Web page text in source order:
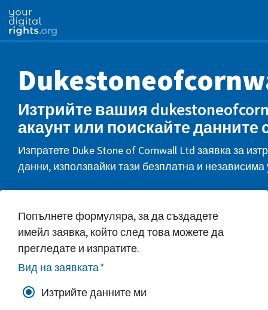
Изтрийте вашия
акаунт или поискайте данните
Изпратете Duke Stone of Cornwall Ltd заявка за
данни, използвайки тази безплатна и независима
Попълнете формуляра, за да създадете
имейл заявка, който след това можете да
прегледате и изпратите.
Вид на заявката*
Изтрийте данните ми